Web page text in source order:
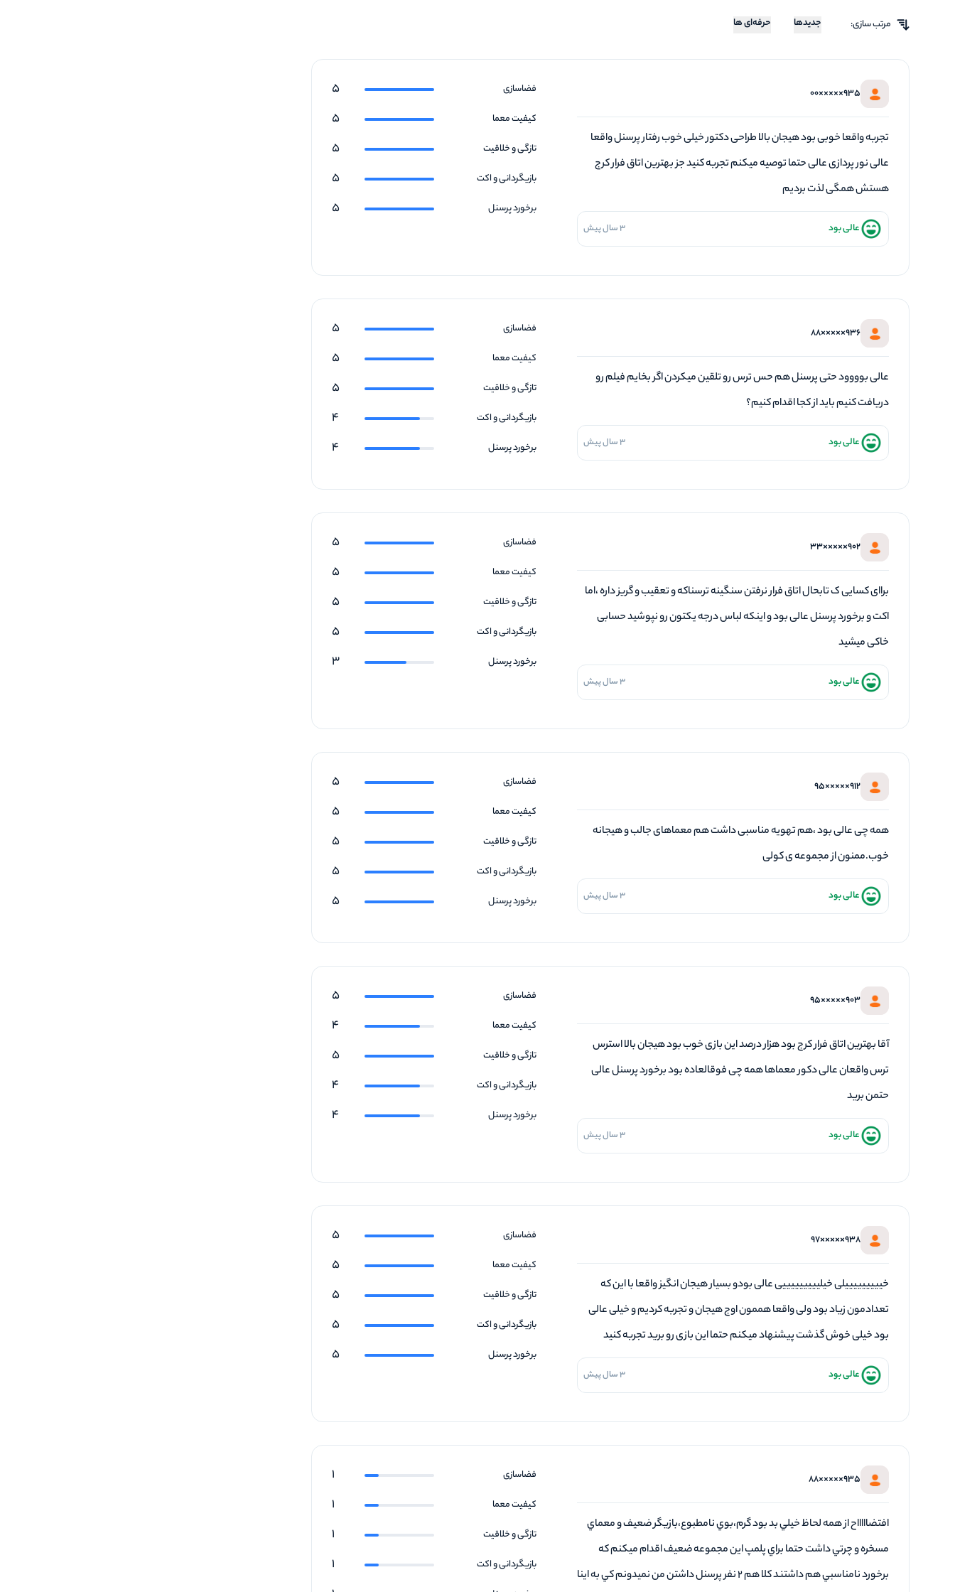
مرتب سازی: جدیدها حرفه‌ای ها
935×××××00
تجربه واقعا خوبی بود هیجان بالا طراحی دکتور خیلی خوب رفتار پرسنل واقعا
عالی نور پردازی عالی حتما توصیه میکنم تجربه کنید جز بهترین اتاق فرار کرج
هستش همگی لذت بردیم
عالی بود 3 سال پیش
فضاسازی 5
کیفیت معما 5
تازگی و خلاقیت 5
بازیگردانی و اکت 5
برخورد پرسنل 5
936×××××88
عالی بوووود حتی پرسنل هم حس ترس رو تلقین میکردن اگر بخایم فیلم رو
دریافت کنیم باید از کجا اقدام کنیم؟
عالی بود 3 سال پیش
فضاسازی 5
کیفیت معما 5
تازگی و خلاقیت 5
بازیگردانی و اکت 4
برخورد پرسنل 4
902×××××33
براای کسایی ک تابحال اتاق فرار نرفتن سنگینه ترسناکه و تعقیب و گریز داره ،اما
اکت و برخورد پرسنل عالی بود و اینکه لباس درجه یکتون رو نپوشید حسابی
خاکی میشید
عالی بود 3 سال پیش
فضاسازی 5
کیفیت معما 5
تازگی و خلاقیت 5
بازیگردانی و اکت 5
برخورد پرسنل 3
912×××××95
همه چی عالی بود ،هم تهویه مناسبی داشت هم معماهای جالب و هیجانه
خوب.ممنون از مجموعه ی کولی
عالی بود 3 سال پیش
فضاسازی 5
کیفیت معما 5
تازگی و خلاقیت 5
بازیگردانی و اکت 5
برخورد پرسنل 5
903×××××95
آقا بهترین اتاق فرار کرج بود هزار درصد این بازی خوب بود هیجان بالا استرس
ترس واقعان عالی دکور معماها همه چی فوقالعاده بود برخورد پرسنل عالی
حتمن برید
عالی بود 3 سال پیش
فضاسازی 5
کیفیت معما 4
تازگی و خلاقیت 5
بازیگردانی و اکت 4
برخورد پرسنل 4
938×××××97
خیییییییییلی خیلیییییییییی عالی بودو بسیار هیجان انگیز واقعا با این که
تعدادمون زیاد بود ولی واقعا هممون اوج هیجان و تجربه کردیم و خیلی عالی
بود خیلی خوش گذشت پیشنهاد میکنم حتما این بازی رو برید تجربه کنید
عالی بود 3 سال پیش
فضاسازی 5
کیفیت معما 5
تازگی و خلاقیت 5
بازیگردانی و اکت 5
برخورد پرسنل 5
935×××××88
افتضاااااح از همه لحاظ خيلي بد بود گرم،بوي نامطبوع،بازيگر ضعيف و معماي
مسخره و چرتي داشت حتما براي پلمپ اين مجموعه ضعيف اقدام ميكنم كه
برخورد نامناسبي هم داشتند كلا هم ٢ نفر پرسنل داشتن من نميدونم كي به اينا
فضاسازی 1
کیفیت معما 1
تازگی و خلاقیت 1
بازیگردانی و اکت 1